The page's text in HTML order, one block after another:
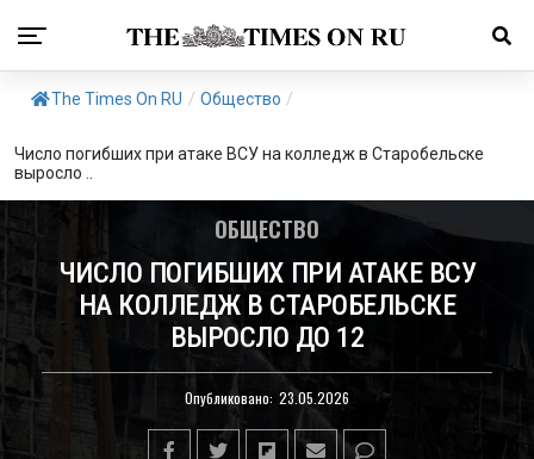
The Times On RU / Общество /
Число погибших при атаке ВСУ на колледж в Старобельске
выросло ..
ОБЩЕСТВО
ЧИСЛО ПОГИБШИХ ПРИ АТАКЕ ВСУ
НА КОЛЛЕДЖ В СТАРОБЕЛЬСКЕ
ВЫРОСЛО ДО 12
Опубликовано: 23.05.2026